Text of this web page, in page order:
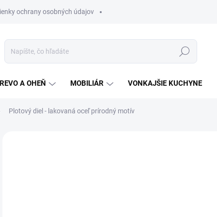
ochrany osobných údajov
Hľadať
A OHEŇ MOBILIÁR VONKAJŠIE KUCHYNE
Plotový diel - lakovaná oceľ prírodný motív